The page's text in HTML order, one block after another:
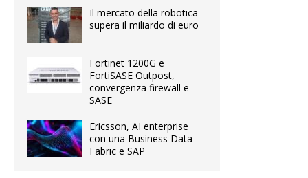
Il mercato della robotica
supera il miliardo di euro
Fortinet 1200G e
FortiSASE Outpost,
convergenza firewall e
SASE
Ericsson, AI enterprise
con una Business Data
Fabric e SAP